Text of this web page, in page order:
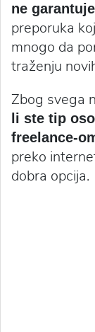
ne
preporuka
mnogo da
traženju
Zbog svega
li ste tip
freelance-
preko
dobra opcija.